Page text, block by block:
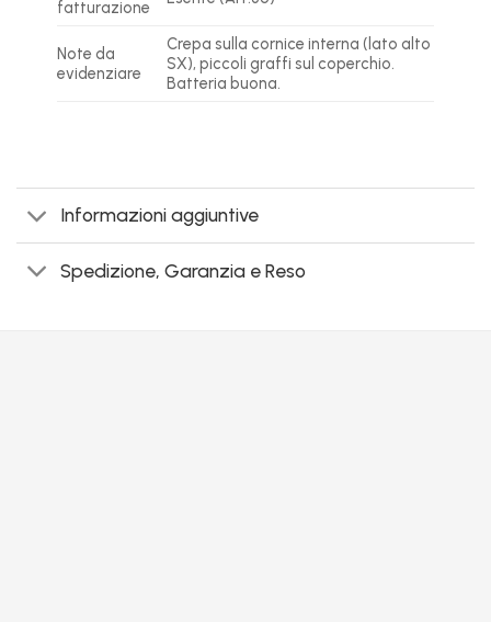
fatturazione
Note da
evidenziare
Crepa sulla cornice interna (lato alto
SX), piccoli graffi sul coperchio.
Batteria buona.
Informazioni aggiuntive
Spedizione, Garanzia e Reso